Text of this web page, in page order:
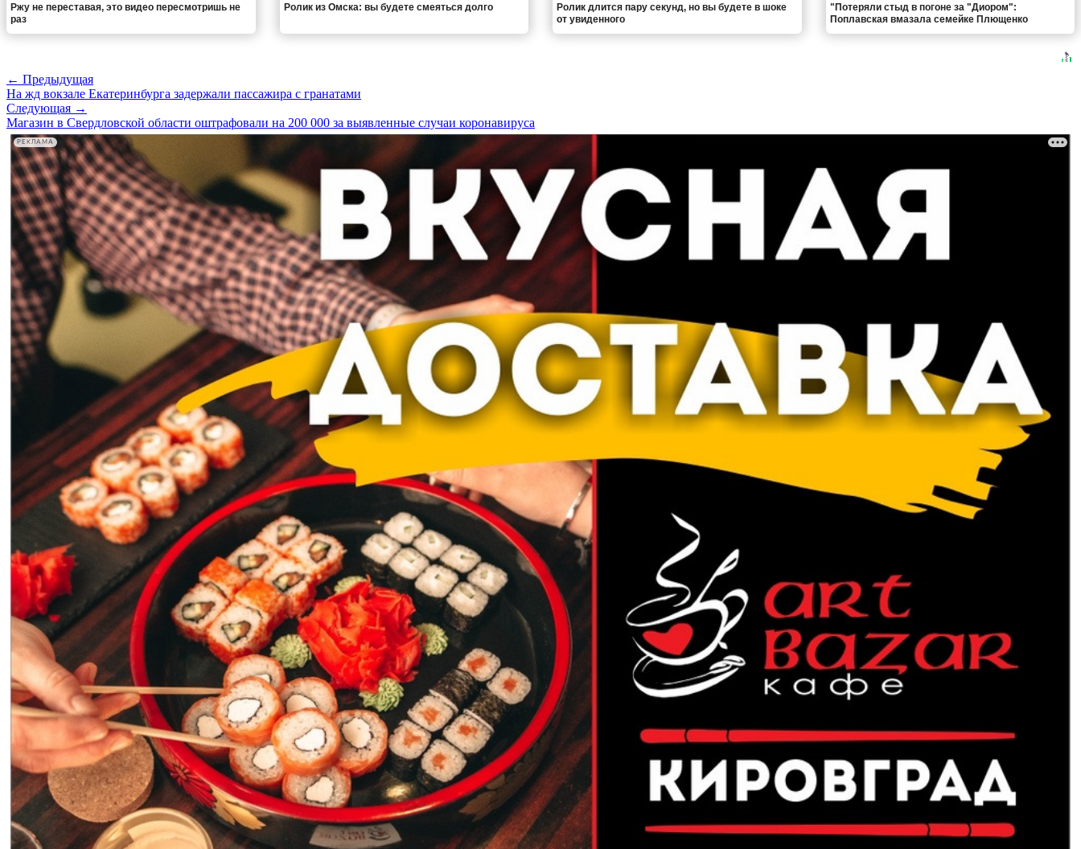
Ржу не переставая, это видео пересмотришь не
раз
Ролик из Омска: вы будете смеяться долго
Ролик длится пару секунд, но вы будете в шоке
от увиденного
"Потеряли стыд в погоне за "Диором":
Поплавская вмазала семейке Плющенко
← Предыдущая
На жд вокзале Екатеринбурга задержали пассажира с гранатами
Следующая →
Магазин в Свердловской области оштрафовали на 200 000 за выявленные случаи коронавируса
РЕКЛАМА